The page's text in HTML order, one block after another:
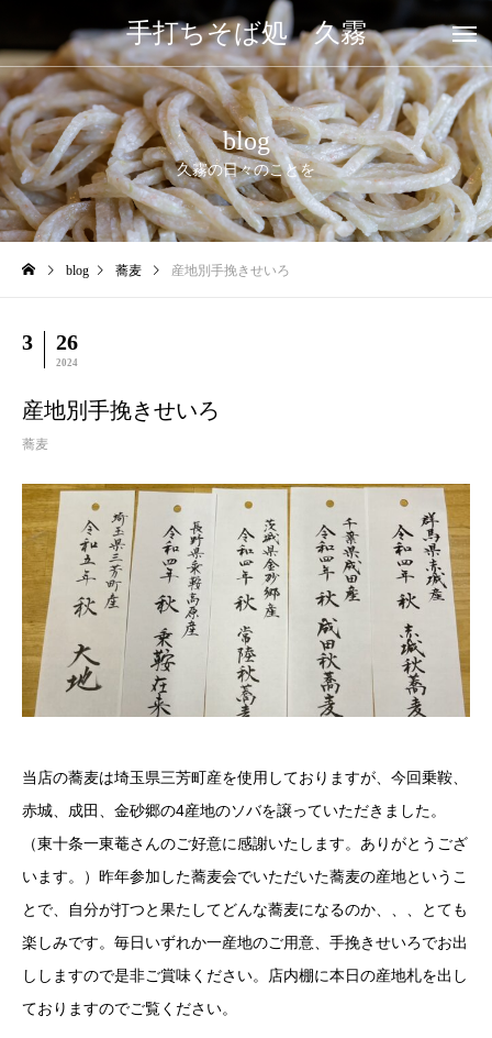
手打ちそば処 久霧
blog
久霧の日々のことを
blog 蕎麦 産地別手挽きせいろ
3 26
2024
産地別手挽きせいろ
蕎麦
当店の蕎麦は埼玉県三芳町産を使用しておりますが、今回乗鞍、
赤城、成田、金砂郷の4産地のソバを譲っていただきました。
（東十条一東菴さんのご好意に感謝いたします。ありがとうござ
います。）昨年参加した蕎麦会でいただいた蕎麦の産地というこ
とで、自分が打つと果たしてどんな蕎麦になるのか、、、とても
楽しみです。毎日いずれか一産地のご用意、手挽きせいろでお出
ししますので是非ご賞味ください。店内棚に本日の産地札を出し
ておりますのでご覧ください。